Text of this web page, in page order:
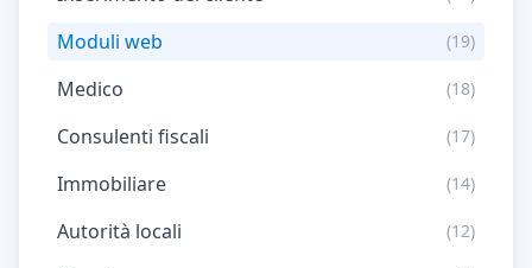
Moduli web (19)
Medico (18)
Consulenti fiscali (17)
Immobiliare (14)
Autorità locali (12)